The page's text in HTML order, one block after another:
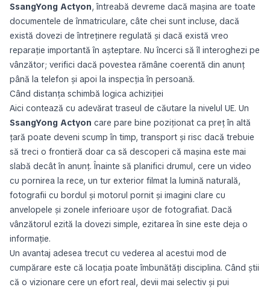
SsangYong Actyon, întreabă devreme dacă mașina are toate
documentele de înmatriculare, câte chei sunt incluse, dacă
există dovezi de întreținere regulată și dacă există vreo
reparație importantă în așteptare. Nu încerci să îl interoghezi pe
vânzător; verifici dacă povestea rămâne coerentă din anunț
până la telefon și apoi la inspecția în persoană.
Când distanța schimbă logica achiziției
Aici contează cu adevărat traseul de căutare la nivelul UE. Un
SsangYong Actyon care pare bine poziționat ca preț în altă
țară poate deveni scump în timp, transport și risc dacă trebuie
să treci o frontieră doar ca să descoperi că mașina este mai
slabă decât în anunț. Înainte să planifici drumul, cere un video
cu pornirea la rece, un tur exterior filmat la lumină naturală,
fotografii cu bordul și motorul pornit și imagini clare cu
anvelopele și zonele inferioare ușor de fotografiat. Dacă
vânzătorul ezită la dovezi simple, ezitarea în sine este deja o
informație.
Un avantaj adesea trecut cu vederea al acestui mod de
cumpărare este că locația poate îmbunătăți disciplina. Când știi
că o vizionare cere un efort real, devii mai selectiv și pui